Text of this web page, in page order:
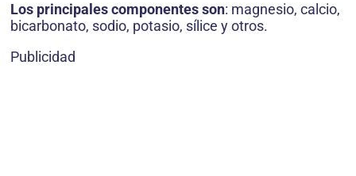
Los principales componentes son: magnesio, calcio,
bicarbonato, sodio, potasio, sílice y otros.
Publicidad